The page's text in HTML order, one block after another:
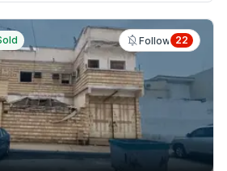
Follow 22